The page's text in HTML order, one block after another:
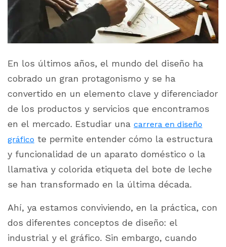
En los últimos años, el mundo del diseño ha
cobrado un gran protagonismo y se ha
convertido en un elemento clave y diferenciador
de los productos y servicios que encontramos
en el mercado. Estudiar una carrera en diseño
gráfico te permite entender cómo la estructura
y funcionalidad de un aparato doméstico o la
llamativa y colorida etiqueta del bote de leche
se han transformado en la última década.
Ahí, ya estamos conviviendo, en la práctica, con
dos diferentes conceptos de diseño: el
industrial y el gráfico. Sin embargo, cuando